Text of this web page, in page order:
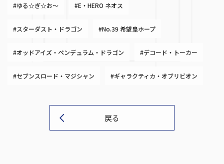
#ゆる☆ぎ☆お～ #E・HERO ネオス
#スターダスト・ドラゴン #No.39 希望皇ホープ
#オッドアイズ・ペンデュラム・ドラゴン #デコード・トーカー
#セブンスロード・マジシャン #ギャラクティカ・オブリビオン
戻る